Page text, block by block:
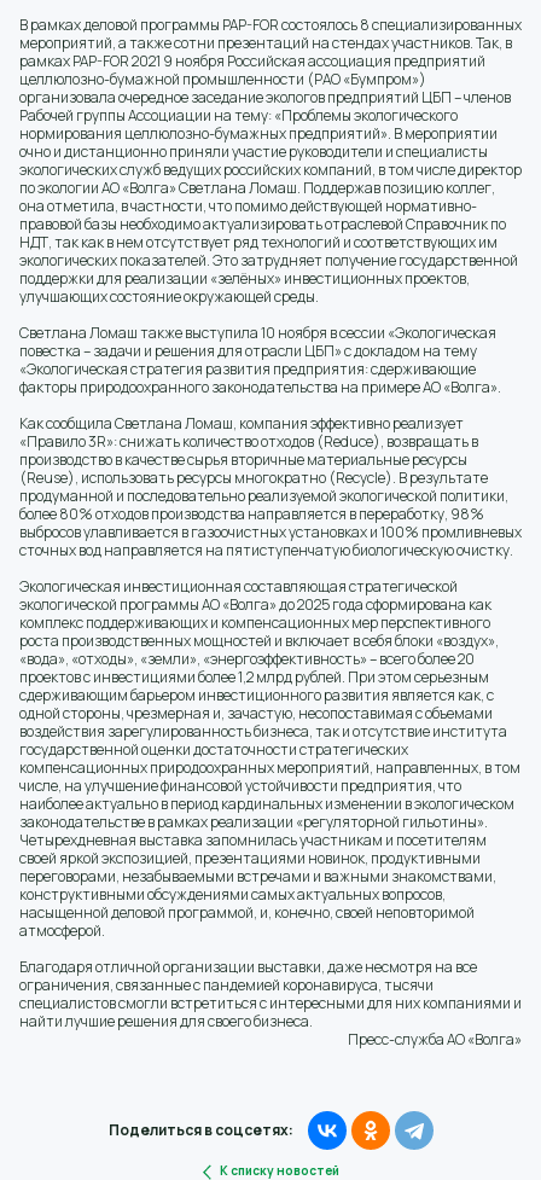
В рамках деловой программы PAP-FOR состоялось 8 специализированных
мероприятий, а также сотни презентаций на стендах участников. Так, в
рамках PAP-FOR 2021 9 ноября Российская ассоциация предприятий
целлюлозно-бумажной промышленности (РАО «Бумпром»)
организовала очередное заседание экологов предприятий ЦБП – членов
Рабочей группы Ассоциации на тему: «Проблемы экологического
нормирования целлюлозно-бумажных предприятий». В мероприятии
очно и дистанционно приняли участие руководители и специалисты
экологических служб ведущих российских компаний, в том числе директор
по экологии АО «Волга» Светлана Ломаш. Поддержав позицию коллег,
она отметила, в частности, что помимо действующей нормативно-
правовой базы необходимо актуализировать отраслевой Справочник по
НДТ, так как в нем отсутствует ряд технологий и соответствующих им
экологических показателей. Это затрудняет получение государственной
поддержки для реализации «зелёных» инвестиционных проектов,
улучшающих состояние окружающей среды.
Светлана Ломаш также выступила 10 ноября в сессии «Экологическая
повестка – задачи и решения для отрасли ЦБП» с докладом на тему
«Экологическая стратегия развития предприятия: сдерживающие
факторы природоохранного законодательства на примере АО «Волга».
Как сообщила Светлана Ломаш, компания эффективно реализует
«Правило 3R»: снижать количество отходов (Reduce), возвращать в
производство в качестве сырья вторичные материальные ресурсы
(Reuse), использовать ресурсы многократно (Recycle). В результате
продуманной и последовательно реализуемой экологической политики,
более 80% отходов производства направляется в переработку, 98%
выбросов улавливается в газоочистных установках и 100% промливневых
сточных вод направляется на пятиступенчатую биологическую очистку.
Экологическая инвестиционная составляющая стратегической
экологической программы АО «Волга» до 2025 года сформирована как
комплекс поддерживающих и компенсационных мер перспективного
роста производственных мощностей и включает в себя блоки «воздух»,
«вода», «отходы», «земли», «энергоэффективность» – всего более 20
проектов с инвестициями более 1,2 млрд рублей. При этом серьезным
сдерживающим барьером инвестиционного развития является как, с
одной стороны, чрезмерная и, зачастую, несопоставимая с объемами
воздействия зарегулированность бизнеса, так и отсутствие института
государственной оценки достаточности стратегических
компенсационных природоохранных мероприятий, направленных, в том
числе, на улучшение финансовой устойчивости предприятия, что
наиболее актуально в период кардинальных изменении в экологическом
законодательстве в рамках реализации «регуляторной гильотины».
Четырехдневная выставка запомнилась участникам и посетителям
своей яркой экспозицией, презентациями новинок, продуктивными
переговорами, незабываемыми встречами и важными знакомствами,
конструктивными обсуждениями самых актуальных вопросов,
насыщенной деловой программой, и, конечно, своей неповторимой
атмосферой.
Благодаря отличной организации выставки, даже несмотря на все
ограничения, связанные с пандемией коронавируса, тысячи
специалистов смогли встретиться с интересными для них компаниями и
найти лучшие решения для своего бизнеса.
Пресс-служба АО «Волга»
К списку новостей
Поделиться в соцсетях: